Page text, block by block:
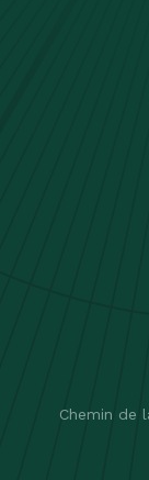
Chemin de